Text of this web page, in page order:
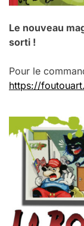
Le nouveau
sorti !
Pour le
https://